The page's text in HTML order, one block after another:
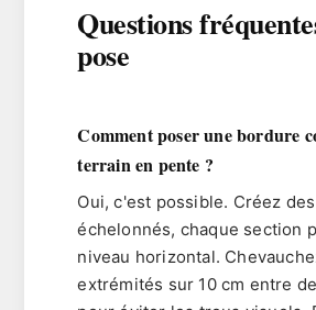
Questions
pose
Comment poser une bordure
terrain en pente ?
Oui, c'est possible. Créez
échelonnés, chaque section
niveau horizontal.
extrémités sur 10 cm entre